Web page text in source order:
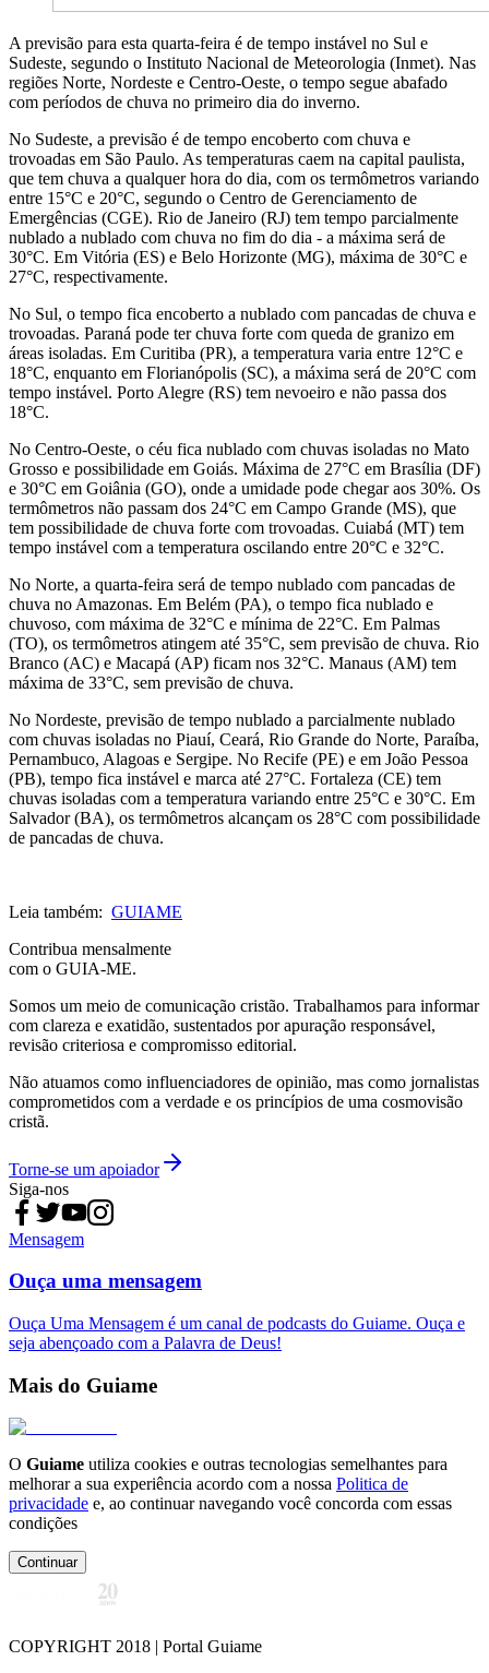
A previsão para esta quarta-feira é de tempo instável no Sul e
Sudeste, segundo o Instituto Nacional de Meteorologia (Inmet). Nas
regiões Norte, Nordeste e Centro-Oeste, o tempo segue abafado
com períodos de chuva no primeiro dia do inverno.
No Sudeste, a previsão é de tempo encoberto com chuva e
trovoadas em São Paulo. As temperaturas caem na capital paulista,
que tem chuva a qualquer hora do dia, com os termômetros variando
entre 15°C e 20°C, segundo o Centro de Gerenciamento de
Emergências (CGE). Rio de Janeiro (RJ) tem tempo parcialmente
nublado a nublado com chuva no fim do dia - a máxima será de
30°C. Em Vitória (ES) e Belo Horizonte (MG), máxima de 30°C e
27°C, respectivamente.
No Sul, o tempo fica encoberto a nublado com pancadas de chuva e
trovoadas. Paraná pode ter chuva forte com queda de granizo em
áreas isoladas. Em Curitiba (PR), a temperatura varia entre 12°C e
18°C, enquanto em Florianópolis (SC), a máxima será de 20°C com
tempo instável. Porto Alegre (RS) tem nevoeiro e não passa dos
18°C.
No Centro-Oeste, o céu fica nublado com chuvas isoladas no Mato
Grosso e possibilidade em Goiás. Máxima de 27°C em Brasília (DF)
e 30°C em Goiânia (GO), onde a umidade pode chegar aos 30%. Os
termômetros não passam dos 24°C em Campo Grande (MS), que
tem possibilidade de chuva forte com trovoadas. Cuiabá (MT) tem
tempo instável com a temperatura oscilando entre 20°C e 32°C.
No Norte, a quarta-feira será de tempo nublado com pancadas de
chuva no Amazonas. Em Belém (PA), o tempo fica nublado e
chuvoso, com máxima de 32°C e mínima de 22°C. Em Palmas
(TO), os termômetros atingem até 35°C, sem previsão de chuva. Rio
Branco (AC) e Macapá (AP) ficam nos 32°C. Manaus (AM) tem
máxima de 33°C, sem previsão de chuva.
No Nordeste, previsão de tempo nublado a parcialmente nublado
com chuvas isoladas no Piauí, Ceará, Rio Grande do Norte, Paraíba,
Pernambuco, Alagoas e Sergipe. No Recife (PE) e em João Pessoa
(PB), tempo fica instável e marca até 27°C. Fortaleza (CE) tem
chuvas isoladas com a temperatura variando entre 25°C e 30°C. Em
Salvador (BA), os termômetros alcançam os 28°C com possibilidade
de pancadas de chuva.
Leia também: GUIAME
Contribua mensalmente
com o GUIA-ME.
Somos um meio de comunicação cristão. Trabalhamos para informar
com clareza e exatidão, sustentados por apuração responsável,
revisão criteriosa e compromisso editorial.
Não atuamos como influenciadores de opinião, mas como jornalistas
comprometidos com a verdade e os princípios de uma cosmovisão
cristã.
Torne-se um apoiador
Siga-nos
Mensagem
Ouça uma mensagem
Ouça Uma Mensagem é um canal de podcasts do Guiame. Ouça e
seja abençoado com a Palavra de Deus!
Mais do Guiame
O Guiame utiliza cookies e outras tecnologias semelhantes para
melhorar a sua experiência acordo com a nossa Politica de
privacidade e, ao continuar navegando você concorda com essas
condições
Continuar
COPYRIGHT 2018 | Portal Guiame